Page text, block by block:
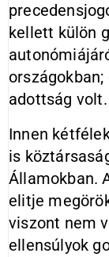
kellett külön
adottság volt.
Innen
is
Államokban.
elitje
viszont nem
ellensúlyok